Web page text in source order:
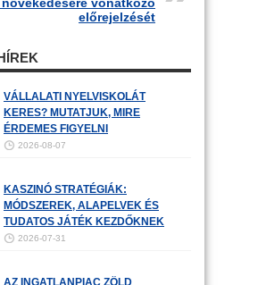
előrejelzését
VÁLLALATI NYELVISKOLÁT
KERES? MUTATJUK, MIRE
ÉRDEMES FIGYELNI
2026-08-07
KASZINÓ STRATÉGIÁK:
MÓDSZEREK, ALAPELVEK ÉS
TUDATOS JÁTÉK KEZDŐKNEK
2026-07-31
AZ INGATLANPIAC ZÖLD